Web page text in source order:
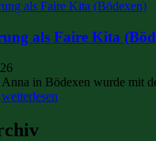
als Faire Kita
in Bödexen wurde mit
weiterlesen